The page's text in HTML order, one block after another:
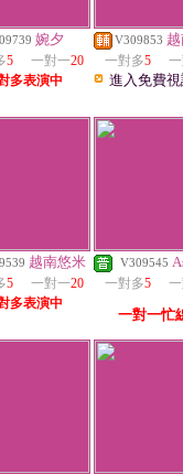
婉夕
5 一對一20
多表演中
V309853
一對多5
進入免費
越南悠米
5 一對一20
多表演中
V309545
一對多5
一對一忙